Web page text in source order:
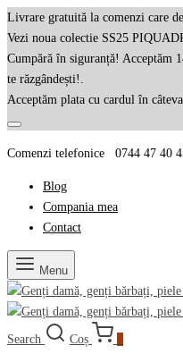
Livrare gratuită la comenzi care
Vezi noua colectie SS25
Cumpără în siguranță! Acceptăm
te răzgândești!.
Acceptăm plata cu cardul în
Comenzi telefonice 0744 47 40
Blog
Compania mea
Contact
Menu
Search Coș